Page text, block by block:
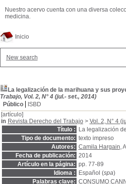
Inicio
New search
La legalización de la marihuana y sus
Trabajo, Vol. 2, N° 4 (jul.- set., 2014)
Público
ISBD
[artículo]
in Revista Derecho del Trabajo> Vol. 2, N° 4
Título :
La legalización
Tipo de documento: texto impreso
Autores: Camila Hargain,
Fecha de publicación: 2014
Artículo en la página: pp. 77-89
Idioma :
Español (spa)
Palabras clave: CONSUMO
Nuestro acervo cuenta con una diversa
medicina.